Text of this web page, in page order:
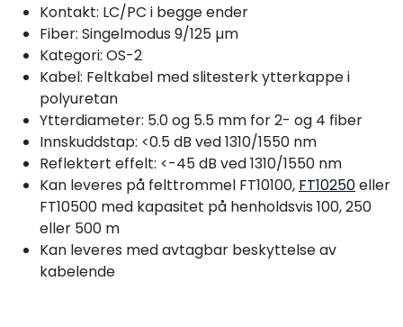
Kontakt: LC/PC i begge ender
Fiber: Singelmodus 9/125 µm
Kategori: OS-2
Kabel: Feltkabel med slitesterk ytterkappe i
polyuretan
Ytterdiameter: 5.0 og 5.5 mm for 2- og 4 fiber
Innskuddstap: <0.5 dB ved 1310/1550 nm
Reflektert effelt: <-45 dB ved 1310/1550 nm
Kan leveres på felttrommel FT10100, FT10250eller
FT10500 med kapasitet på henholdsvis 100, 250
eller 500 m
Kan leveres med avtagbar beskyttelse av
kabelende